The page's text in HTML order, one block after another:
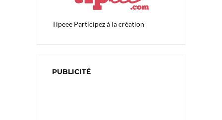
Tipeee Participez à la création
PUBLICITÉ